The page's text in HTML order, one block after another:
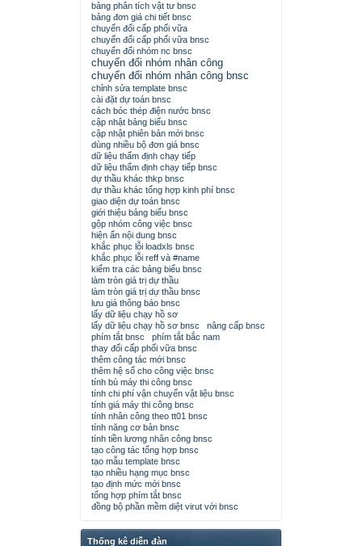
bảng phân tích vật tư bnsc
bảng đơn giá chi tiết bnsc
chuyển đổi cấp phối vữa
chuyển đổi cấp phối vữa bnsc
chuyển đổi nhóm nc bnsc
chuyển đổi nhóm nhân công
chuyển đổi nhóm nhân công bnsc
chỉnh sửa template bnsc
cài đặt dự toán bnsc
cách bóc thép điện nước bnsc
cập nhật bảng biểu bnsc
cập nhật phiên bản mới bnsc
dùng nhiều bộ đơn giá bnsc
dữ liệu thẩm định chạy tiếp
dữ liệu thẩm định chạy tiếp bnsc
dự thầu khác thkp bnsc
dự thầu khác tổng hợp kinh phí bnsc
giao diện dự toán bnsc
giới thiệu bảng biểu bnsc
gộp nhóm công việc bnsc
hiện ẩn nội dung bnsc
khắc phục lỗi loadxls bnsc
khắc phục lỗi reff và #name
kiểm tra các bảng biểu bnsc
làm tròn giá trị dự thầu
làm tròn giá trị dự thầu bnsc
lưu giá thông báo bnsc
lấy dữ liệu chạy hồ sơ
lấy dữ liệu chạy hồ sơ bnsc
nâng cấp bnsc
phím tắt bnsc
phím tắt bắc nam
thay đổi cấp phối vữa bnsc
thêm công tác mới bnsc
thêm hệ số cho công việc bnsc
tính bù máy thi công bnsc
tính chi phí vận chuyển vật liệu bnsc
tính giá máy thi công bnsc
tính nhân công theo tt01 bnsc
tính năng cơ bản bnsc
tính tiền lương nhân công bnsc
tạo công tác tổng hợp bnsc
tạo mẫu template bnsc
tạo nhiều hạng mục bnsc
tạo định mức mới bnsc
tổng hợp phím tắt bnsc
đồng bộ phần mềm diệt virut với bnsc
Thống kê diễn đàn